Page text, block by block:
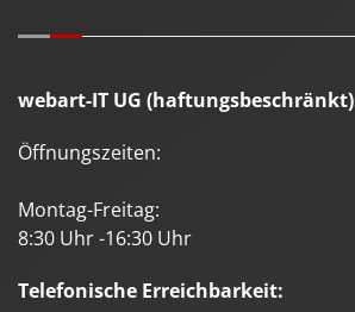
webart-IT UG (haftungsbeschränkt)
Öffnungszeiten:
Montag-Freitag:
8:30 Uhr -16:30 Uhr
Telefonische Erreichbarkeit: